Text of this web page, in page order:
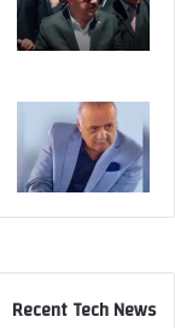
Recent Tech News